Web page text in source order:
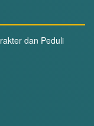
dan Peduli